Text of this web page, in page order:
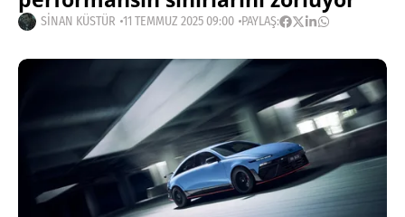
SINAN KÜSTÜR 11 TEMMUZ 2025 09:00 PAYLAŞ: